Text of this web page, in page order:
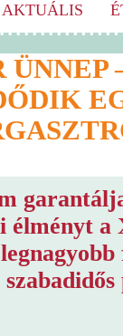
AKTUÁLIS
élményt